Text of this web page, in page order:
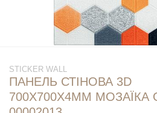
STICKER WALL
ПАНЕЛЬ СТІНОВА 3D
700Х700Х4ММ МОЗАЇКА